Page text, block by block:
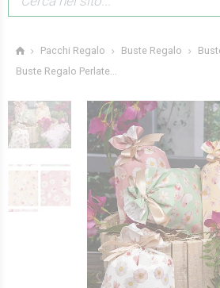
Pacchi Regalo Buste Regalo
Buste Regalo Perlate...